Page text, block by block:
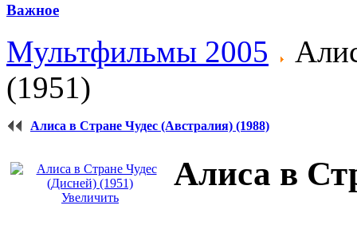
Важное
Мультфильмы 2005
(1951)
Алиса в Стране Чудес (Австралия) (1988)
Увеличить
Алиса в